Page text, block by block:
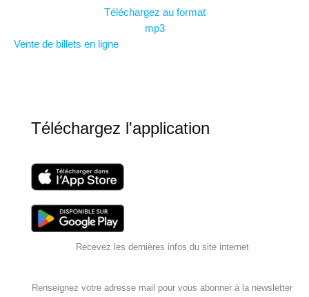
Téléchargez au format
mp3
Vente de billets en ligne
Téléchargez l'application
Recevez les dernières infos du site internet
Renseignez votre adresse mail pour vous abonner à la newsletter